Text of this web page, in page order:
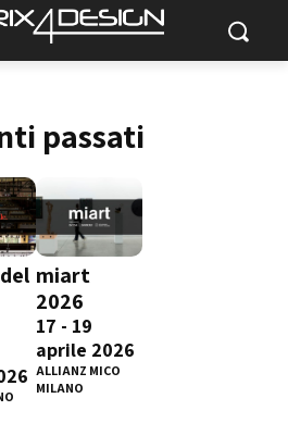
passati
miart
2026
17 - 19
aprile 2026
ALLIANZ MICO
MILANO